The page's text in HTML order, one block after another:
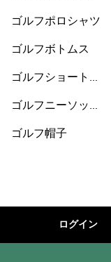
ゴルフポロシャツ
ゴルフボトムス
ゴルフショートパ
ゴルフニーソック
ゴルフ帽子
ログイン